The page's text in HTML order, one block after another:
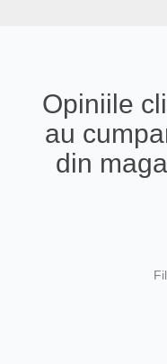
Opiniile
au
din